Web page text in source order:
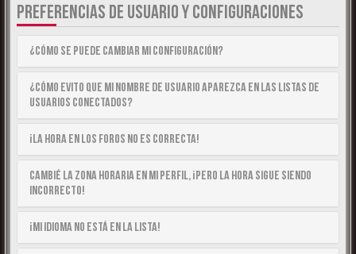
PREFERENCIAS DE USUARIO Y CONFIGURACIONES
¿Cómo se puede cambiar mi configuración?
¿Cómo evito que mi nombre de usuario aparezca en las listas de
usuarios conectados?
¡La hora en los foros no es correcta!
Cambié la zona horaria en mi perfil, ¡pero la hora sigue siendo
incorrecto!
¡Mi idioma no está en la lista!